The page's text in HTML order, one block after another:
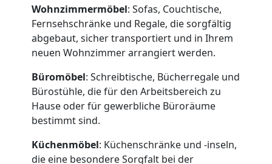
Wohnzimmermöbel: Sofas, Couchtische,
Fernsehschränke und Regale, die sorgfältig
abgebaut, sicher transportiert und in Ihrem
neuen Wohnzimmer arrangiert werden.
Büromöbel: Schreibtische, Bücherregale und
Bürostühle, die für den Arbeitsbereich zu
Hause oder für gewerbliche Büroräume
bestimmt sind.
Küchenmöbel: Küchenschränke und -inseln,
die eine besondere Sorgfalt bei der
Umzugshelfer
Feldkirch
Möbeltaxi
Feldkirch